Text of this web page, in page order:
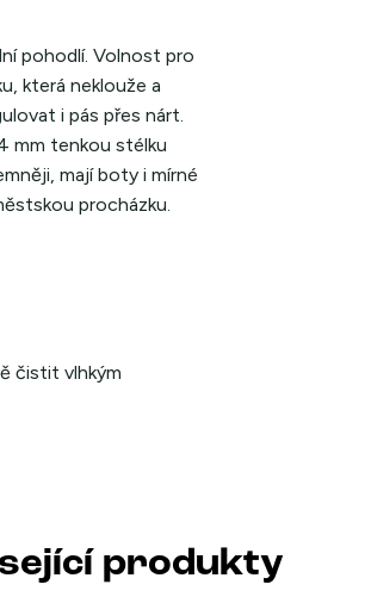
pohodlí. Volnost pro
která neklouže a
i pás přes nárt.
mm tenkou stélku
mají boty i mírné
procházku.
čistit vlhkým
produkty